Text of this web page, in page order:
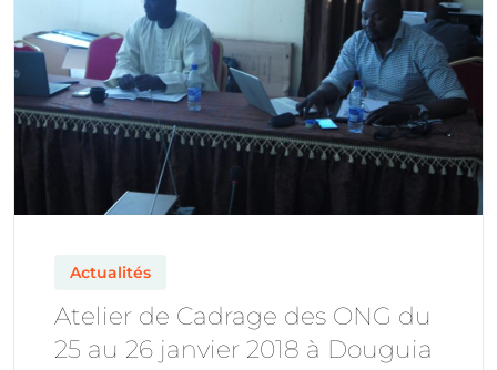
Actualités
Atelier de Cadrage des ONG du
25 au 26 janvier 2018 à Douguia